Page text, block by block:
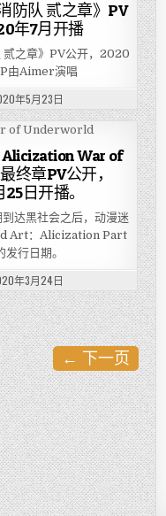
防队 贰之章》PV
年7月开播
贰之章》PV公开，2020
由Aimer演唱
年5月23日
Alicization War of
终章PV公开，
日开播。
达黑社会之后，动漫迷
Art：Alicization Part
行日期。
年3月24日
← 下一页